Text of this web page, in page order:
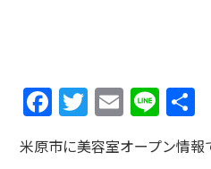
Facebook
Twitter
Email
Line
米原市に美容室オープン情報